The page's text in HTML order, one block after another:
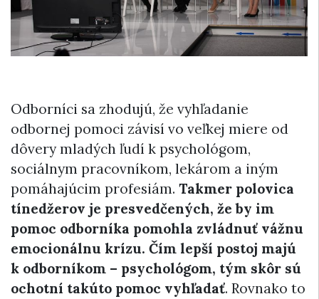
Odborníci sa zhodujú, že vyhľadanie
odbornej pomoci závisí vo veľkej miere od
dôvery mladých ľudí k psychológom,
sociálnym pracovníkom, lekárom a iným
pomáhajúcim profesiám. Takmer polovica
tínedžerov je presvedčených, že by im
pomoc odborníka pomohla zvládnuť vážnu
emocionálnu krízu. Čím lepší postoj majú
k odborníkom – psychológom, tým skôr sú
ochotní takúto pomoc vyhľadať. Rovnako to